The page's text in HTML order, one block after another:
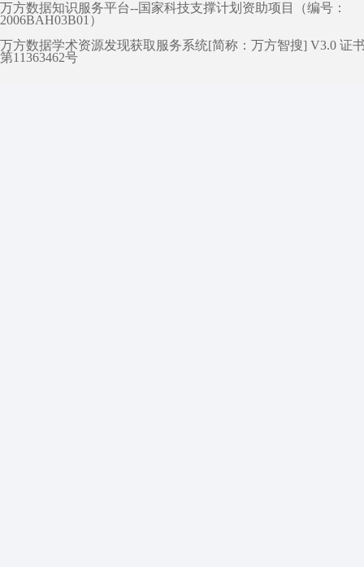
万方数据知识服务平台--国家科技支撑计划资助项目（编号：
2006BAH03B01）
万方数据学术资源发现获取服务系统[简称：万方智搜] V3.0 证
第11363462号